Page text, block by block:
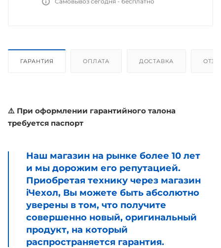
ГАРАНТИЯ ОПЛАТА ДОСТАВКА
⚠️ При оформлении гарантийного талона
требуется паспорт
Наш магазин на рынке более 10 лет
и мы дорожим его репутацией.
Приобретая технику через магазин
iЧехол, Вы можете быть абсолютно
уверены в том, что получите
совершенно новый, оригинальный
продукт, на который
распространяется гарантия.